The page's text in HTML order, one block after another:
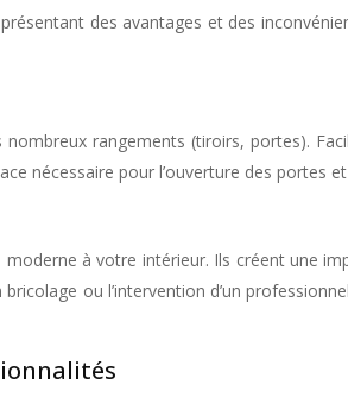
des avantages et des
rangements (tiroirs, portes).
nécessaire pour l’ouverture des portes
à votre intérieur. Ils créent une
ou l’intervention d’un